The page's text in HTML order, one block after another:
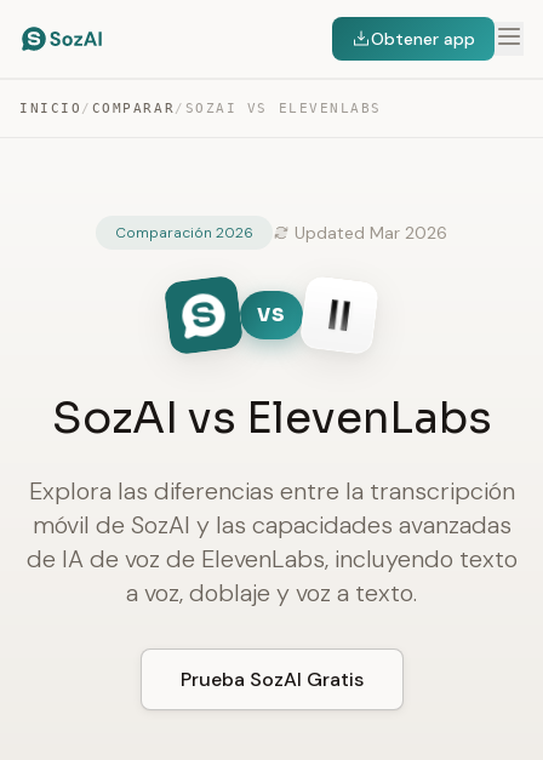
Obtener app
INICIO / COMPARAR / SOZAI VS ELEVENLABS
Comparación 2026 Updated Mar 2026
VS
SozAI vs ElevenLabs
Explora las diferencias entre la transcripción
móvil de SozAI y las capacidades avanzadas
de IA de voz de ElevenLabs, incluyendo texto
a voz, doblaje y voz a texto.
Prueba SozAI Gratis